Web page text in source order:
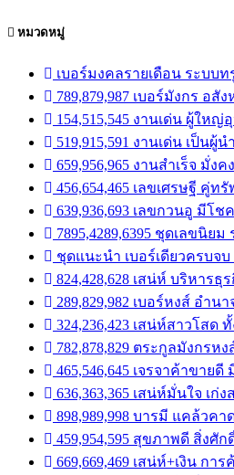
หมวดหมู่
เบอร์มงคลรายเดือน ระบบท
789,879,987 เบอร์มังกร อสั
154,515,545 งานเด่น ผู้ให
519,915,591 งานเด่น เป็นผู้
659,956,965 งานสำเร็จ มั่ง
456,654,465 เลขเศรษฐี คู่ท
639,936,693 เลขกวนอู มีโ
7895,4289,6395 ชุดเลขนิยม
ชุดแนะนำ เบอร์เดียวครบจบ
824,428,628 เสน่ห์ บริหารธุ
289,829,982 เบอร์หงส์ อำน
324,236,423 เสน่ห์สาวโสด
782,878,829 ตระกูลมังกรห
465,546,645 เจรจาค้าขายดี
636,363,365 เสน่ห์มั่นใจ เก่ง
898,989,998 บารมี แคล้วค
459,954,595 สุขภาพดี สิ่งศั
669,669,469 เสน่ห์+เงิน กา